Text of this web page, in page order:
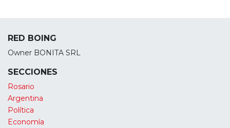
RED BOING
Owner BONITA SRL
SECCIONES
Rosario
Argentina
Política
Economía